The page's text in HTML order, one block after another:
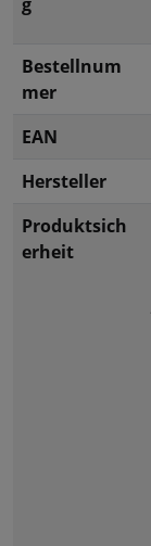
Bestellnum
mer
EAN
Hersteller
Produktsich
erheit